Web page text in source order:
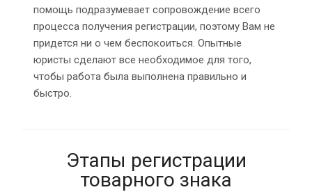
помощь подразумевает сопровождение всего
процесса получения регистрации, поэтому Вам не
придется ни о чем беспокоиться. Опытные
юристы сделают все необходимое для того,
чтобы работа была выполнена правильно и
быстро.
Этапы регистрации
товарного знака